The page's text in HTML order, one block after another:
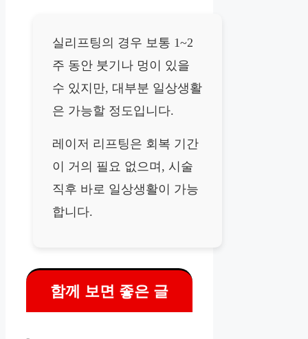
실리프팅의 경우 보통 1~2
주 동안 붓기나 멍이 있을
수 있지만, 대부분 일상생활
은 가능할 정도입니다.
레이저 리프팅은 회복 기간
이 거의 필요 없으며, 시술
직후 바로 일상생활이 가능
합니다.
함께 보면 좋은 글